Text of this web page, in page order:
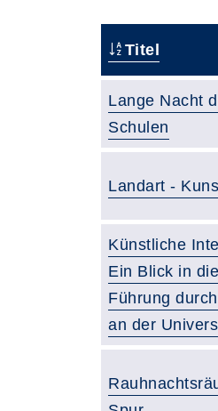
Titel
Lange Nacht
Schulen
Landart -
Künstliche
Ein Blick in
Führung
an der